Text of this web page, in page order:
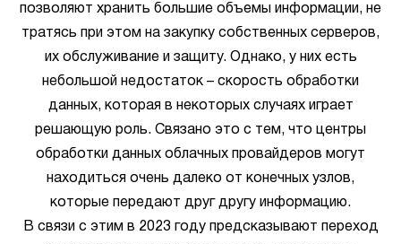
позволяют хранить большие объемы информации, не
тратясь при этом на закупку собственных серверов,
их обслуживание и защиту. Однако, у них есть
небольшой недостаток – скорость обработки
данных, которая в некоторых случаях играет
решающую роль. Связано это с тем, что центры
обработки данных облачных провайдеров могут
находиться очень далеко от конечных узлов,
которые передают друг другу информацию.
В связи с этим в 2023 году предсказывают переход